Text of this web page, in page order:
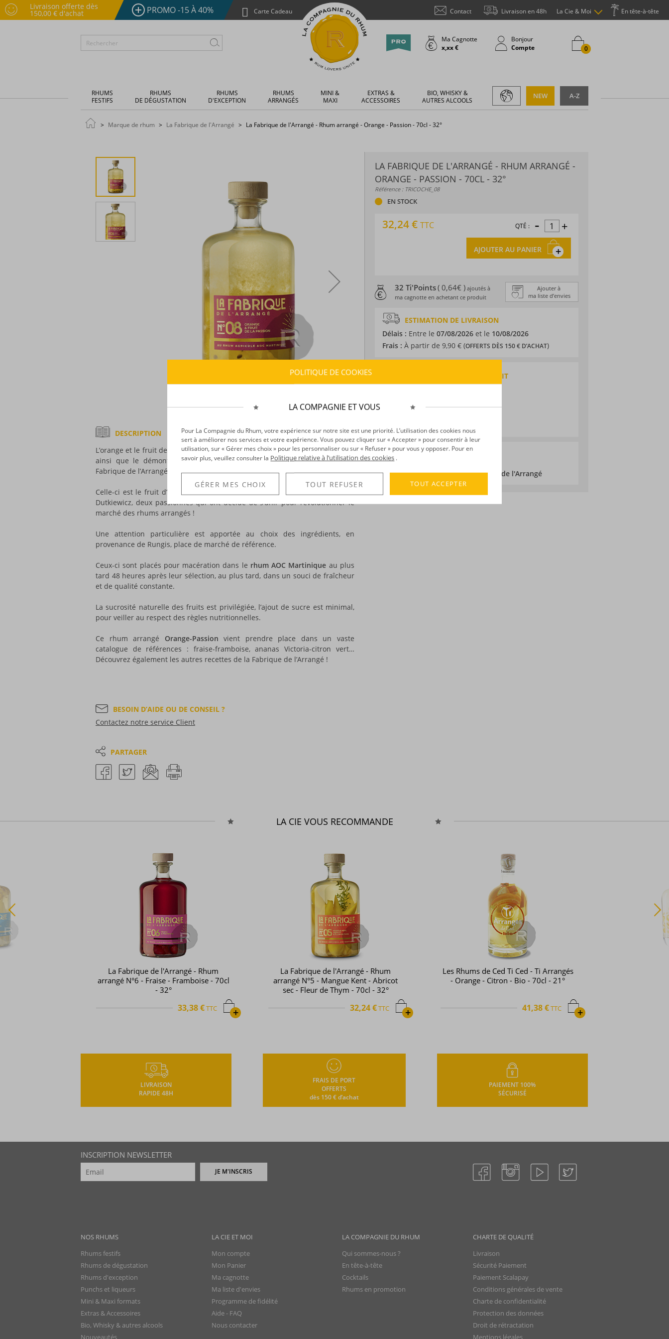
Livraison offerte dès
150,00 € d'achat PROMO -15 À 40% Carte Cadeau En tête-à-tête
La Cie & Moi
Livraison en 48h
Contact
Ma Cagnotte
x,xx €
Bonjour
Compte
0
RHUMS
FESTIFS
RHUMS
DE DÉGUSTATION
RHUMS
D'EXCEPTION
RHUMS
ARRANGÉS
MINI &
MAXI
EXTRAS &
ACCESSOIRES
BIO, WHISKY &
AUTRES ALCOOLS
A-Z
NEW
Marque de rhum La Fabrique de l'Arrangé La Fabrique de l'Arrangé - Rhum arrangé - Orange - Passion - 70cl - 32°
LA FABRIQUE DE L'ARRANGÉ - RHUM ARRANGÉ -
ORANGE - PASSION - 70CL - 32°
Référence : TRICOCHE_08
EN STOCK
32,24 € TTC QTÉ : - +
AJOUTER AU PANIER
Ajouter à
ma liste d’envies
32 Ti'Points( 0,64€ )ajoutés à
ma cagnotte en achetant ce produit
ESTIMATION DE LIVRAISON
Délais : Entre le 07/08/2026et le 10/08/2026
Frais : À partir de 9,90 € (OFFERTS DÈS 150 € D’ACHAT)
CARACTÉRISTIQUES DU PRODUIT
Degré :32°
DÉCOUVERTE
Voir tous les produits :La Fabrique de l'Arrangé
DESCRIPTION
L’orange et le fruit de la passion composent un délicieuxcocktail de saveurs,
ainsi que le démontre cerhum arrangéde cette nouvelle marque : la
Fabrique de l’Arrangé !
Celle-ci est le fruit d’une collaboration entre Mathieu Tricoche et Sébastien
Dutkiewicz, deux passionnés qui ont décidé de s’unir pour révolutionner le
marché des rhums arrangés !
Une attention particulière est apportée au choix des ingrédients, en
provenance de Rungis, place de marché de référence.
Ceux-ci sont placés pour macération dans le rhum AOC Martinique au plus
tard 48 heures après leur sélection, au plus tard, dans un souci de fraîcheur
et de qualité constante.
La sucrosité naturelle des fruits est privilégiée, l’ajout de sucre est minimal,
pour veiller au respect des règles nutritionnelles.
Ce rhum arrangé Orange-Passion vient prendre place dans un vaste
catalogue de références : fraise-framboise, ananas Victoria-citron vert…
Découvrez également les autres recettes de la Fabrique de l’Arrangé !
BESOIN D’AIDE OU DE CONSEIL ?
Contactez notre service Client
PARTAGER
LA CIE VOUS RECOMMANDE
La Fabrique de l'Arrangé - Rhum
arrangé N°6 - Fraise - Framboise - 70cl
- 32°
+
33,38 €TTC
La Fabrique de l'Arrangé - Rhum
arrangé N°5 - Mangue Kent - Abricot
sec - Fleur de Thym - 70cl - 32°
+
32,24 €TTC
Les Rhums de Ced Ti Ced - Ti Arrangés
- Orange - Citron - Bio - 70cl - 21°
+
41,38 €TTC
LIVRAISON
RAPIDE 48H
FRAIS DE PORT
OFFERTS
dès 150 € d’achat
PAIEMENT 100%
SÉCURISÉ
INSCRIPTION NEWSLETTER
JE M'INSCRIS
NOS RHUMS
Rhums festifs
Rhums de dégustation
Rhums d'exception
Punchs et liqueurs
Mini & Maxi formats
Extras & Accessoires
Bio, Whisky & autres alcools
Nouveautés
LA COMPAGNIE DU RHUM
Qui sommes-nous ?
En tête-à-tête
Cocktails
Rhums en promotion
LA CIE ET MOI
Mon compte
Mon Panier
Ma cagnotte
Ma liste d'envies
Programme de fidélité
Aide - FAQ
Nous contacter
CHARTE DE QUALITÉ
Livraison
Sécurité Paiement
Paiement Scalapay
Conditions générales de vente
Charte de confidentialité
Protection des données
Droit de rétractation
Mentions légales
POLITIQUE DE COOKIES
LA COMPAGNIE ET VOUS
Pour La Compagnie du Rhum, votre expérience sur notre site est une priorité. L’utilisation des cookies nous
sert à améliorer nos services et votre expérience. Vous pouvez cliquer sur « Accepter » pour consentir à leur
utilisation, sur « Gérer mes choix » pour les personnaliser ou sur « Refuser » pour vous y opposer. Pour en
savoir plus, veuillez consulter la Politique relative à l’utilisation des cookies .
GÉRER MES CHOIX TOUT REFUSER TOUT ACCEPTER